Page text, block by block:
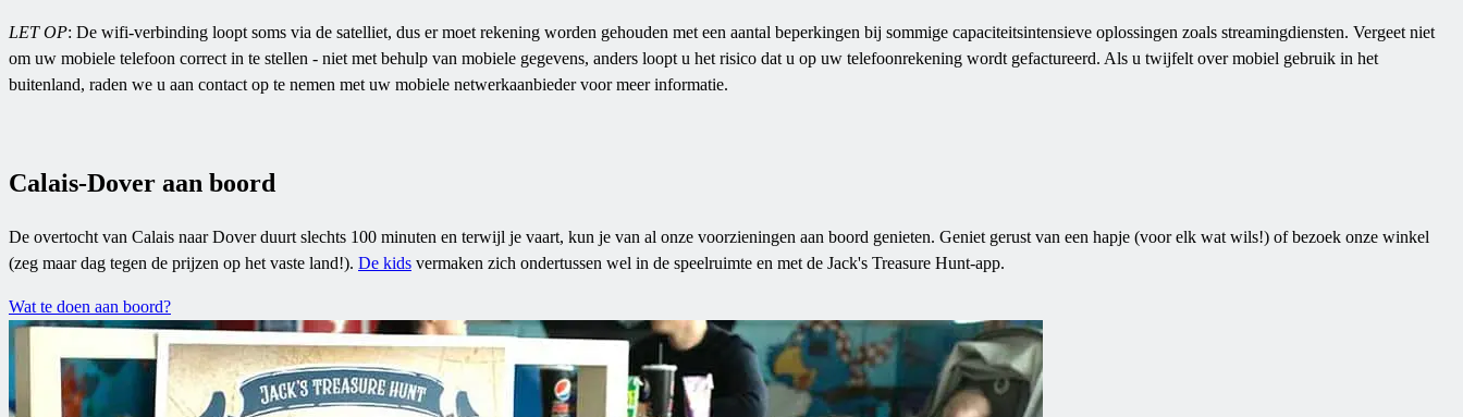
LET OP: De wifi-verbinding loopt soms via de satelliet, dus er moet rekening worden gehouden met een aantal beperkingen bij sommige capaciteitsintensieve oplossingen zoals streamingdiensten. Vergeet niet
om uw mobiele telefoon correct in te stellen - niet met behulp van mobiele gegevens, anders loopt u het risico dat u op uw telefoonrekening wordt gefactureerd. Als u twijfelt over mobiel gebruik in het
buitenland, raden we u aan contact op te nemen met uw mobiele netwerkaanbieder voor meer informatie.
Calais-Dover aan boord
De overtocht van Calais naar Dover duurt slechts 100 minuten en terwijl je vaart, kun je van al onze voorzieningen aan boord genieten. Geniet gerust van een hapje (voor elk wat wils!) of bezoek onze winkel
(zeg maar dag tegen de prijzen op het vaste land!). De kids vermaken zich ondertussen wel in de speelruimte en met de Jack's Treasure Hunt-app.
Wat te doen aan boord?